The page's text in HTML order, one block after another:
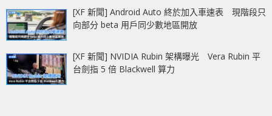
[XF 新聞] Android Auto 終於加入車速表 現階段只
向部分 beta 用戶同少數地區開放
[XF 新聞] NVIDIA Rubin 架構曝光 Vera Rubin 平
台劍指 5 倍 Blackwell 算力